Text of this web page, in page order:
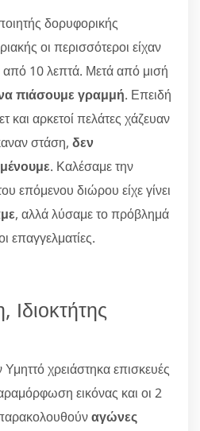
δορυφορικής
οι περισσότεροι είχαν
10 λεπτά. Μετά από μισή
πιάσουμε γραμμή. Επειδή
και αρκετοί πελάτες χάζευαν
στάση, δεν
. Καλέσαμε την
επόμενου διώρου είχε γίνει
, αλλά λύσαμε το πρόβλημά
επαγγελματίες.
χρειάστηκα επισκευές
εικόνας και οι 2
αγώνες